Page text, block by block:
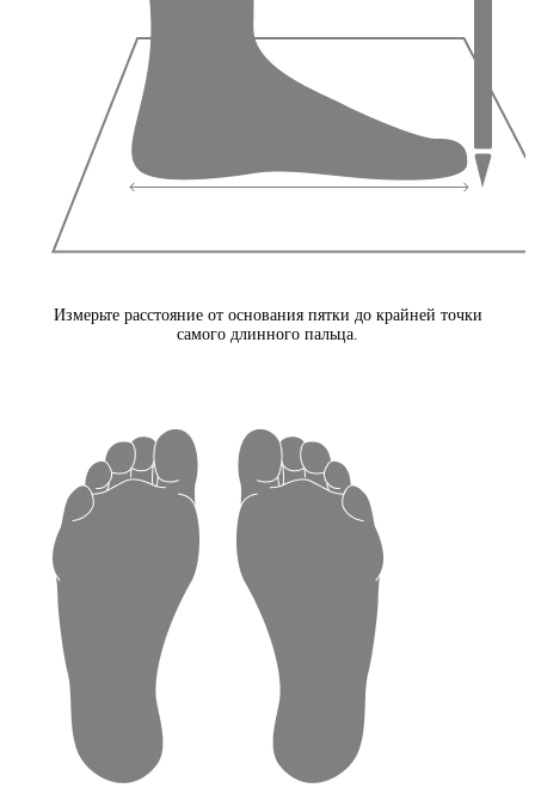
Измерьте расстояние от основания пятки до крайней точки
самого длинного пальца.